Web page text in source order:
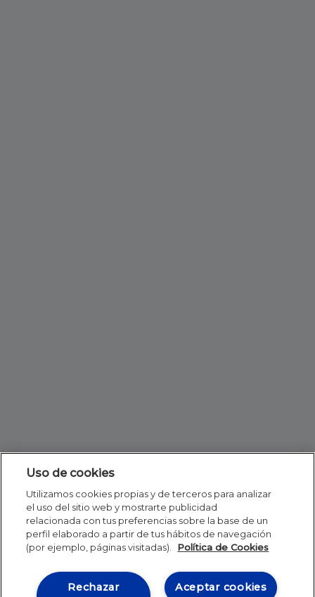
Uso de cookies
Utilizamos cookies propias y de terceros para analizar
el uso del sitio web y mostrarte publicidad
relacionada con tus preferencias sobre la base de un
perfil elaborado a partir de tus hábitos de navegación
(por ejemplo, páginas visitadas).
Política de Cookies
Aceptar cookies
Rechazar